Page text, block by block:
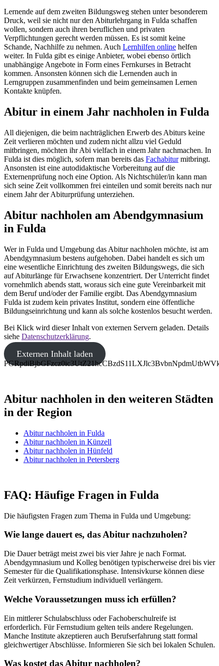
Lernende auf dem zweiten Bildungsweg stehen unter besonderem
Druck, weil sie nicht nur den Abiturlehrgang in Fulda schaffen
wollen, sondern auch ihren beruflichen und privaten
Verpflichtungen gerecht werden müssen. Es ist somit keine
Schande, Nachhilfe zu nehmen. Auch Lernhilfen online helfen
weiter. In Fulda gibt es einige Anbieter, wobei ebenso örtlich
unabhängige Angebote in Form eines Fernkurses in Betracht
kommen. Ansonsten können sich die Lernenden auch in
Lerngruppen zusammenfinden und beim gemeinsamen Lernen
Kontakte knüpfen.
Abitur in einem Jahr nachholen in Fulda
All diejenigen, die beim nachträglichen Erwerb des Abiturs keine
Zeit verlieren möchten und zudem nicht allzu viel Geduld
mitbringen, möchten ihr Abi vielfach in einem Jahr nachmachen. In
Fulda ist dies möglich, sofern man bereits das Fachabiturmitbringt.
Ansonsten ist eine autodidaktische Vorbereitung auf die
Externenprüfung noch eine Option. Als Nichtschüler/in kann man
sich seine Zeit vollkommen frei einteilen und somit bereits nach nur
einem Jahr der Abiturprüfung unterziehen.
Abitur nachholen am Abendgymnasium
in Fulda
Wer in Fulda und Umgebung das Abitur nachholen möchte, ist am
Abendgymnasium bestens aufgehoben. Dabei handelt es sich um
eine wesentliche Einrichtung des zweiten Bildungswegs, die sich
auf Abiturlänge für Erwachsene konzentriert. Der Unterricht findet
vornehmlich abends statt, woraus sich eine gute Vereinbarkeit mit
dem Beruf und/oder der Familie ergibt. Das Abendgymnasium
Fulda ist zudem kein privates Institut, sondern eine öffentliche
Bildungseinrichtung und kann als solche kostenlos besucht werden.
Bei Klick wird dieser Inhalt von externen Servern geladen. Details
siehe Datenschutzerklärung.
Externen Inhalt laden
Abitur nachholen in den weiteren Städten
in der Region
Abitur nachholen in Fulda
Abitur nachholen in Künzell
Abitur nachholen in Hünfeld
Abitur nachholen in Petersberg
FAQ: Häufige Fragen in Fulda
Die häufigsten Fragen zum Thema in Fulda und Umgebung:
Wie lange dauert es, das Abitur nachzuholen?
Die Dauer beträgt meist zwei bis vier Jahre je nach Format.
Abendgymnasium und Kolleg benötigen typischerweise drei bis vier
Semester für die Qualifikationsphase. Intensivkurse können diese
Zeit verkürzen, Fernstudium individuell verlängern.
Welche Voraussetzungen muss ich erfüllen?
Ein mittlerer Schulabschluss oder Fachoberschulreife ist
erforderlich. Für Fernstudium gelten teils andere Regelungen.
Manche Institute akzeptieren auch Berufserfahrung statt formal
gleichwertiger Abschlüsse. Informieren Sie sich bei lokalen Schulen.
Was kostet das Abitur nachholen?